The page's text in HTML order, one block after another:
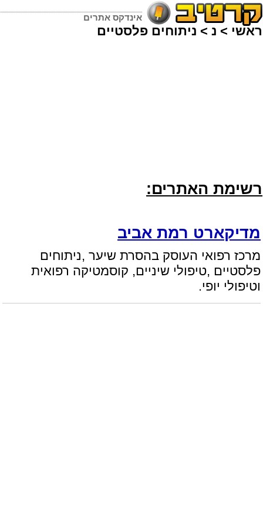
אינדקס אתרים
ראשי > נ > ניתוחים פלסטיים
רשימת האתרים:
מדיקארט רמת אביב
מרכז רפואי העוסק בהסרת שיער ,ניתוחים
פלסטיים ,טיפולי שיניים, קוסמטיקה רפואית
וטיפולי יופי.